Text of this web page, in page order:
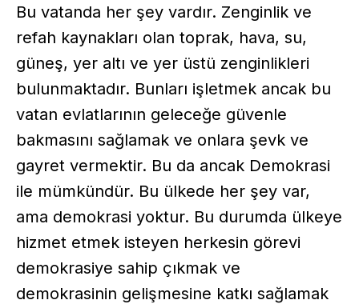
Bu vatanda her şey vardır. Zenginlik ve
refah kaynakları olan toprak, hava, su,
güneş, yer altı ve yer üstü zenginlikleri
bulunmaktadır. Bunları işletmek ancak bu
vatan evlatlarının geleceğe güvenle
bakmasını sağlamak ve onlara şevk ve
gayret vermektir. Bu da ancak Demokrasi
ile mümkündür. Bu ülkede her şey var,
ama demokrasi yoktur. Bu durumda ülkeye
hizmet etmek isteyen herkesin görevi
demokrasiye sahip çıkmak ve
demokrasinin gelişmesine katkı sağlamak